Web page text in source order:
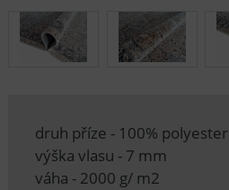
druh příze - 100% polyester
výška vlasu - 7 mm
váha - 2000 g/ m2